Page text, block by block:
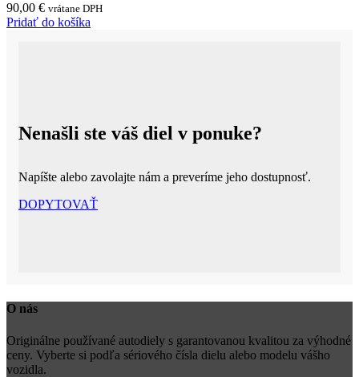
90,00 € vrátane DPH
Pridať do košíka
Nenašli ste váš diel v ponuke?
Napíšte alebo zavolajte nám a preveríme jeho dostupnosť.
DOPYTOVAŤ
O nás
Originálne používané autodiely s garantovanou kvalitou za výhodné
ceny. Vyberte si podľa sériového čísla dielu alebo modelu vášho
vozidla.